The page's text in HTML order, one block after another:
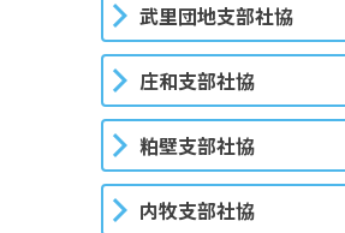
武里団地支部社協
庄和支部社協
粕壁支部社協
内牧支部社協